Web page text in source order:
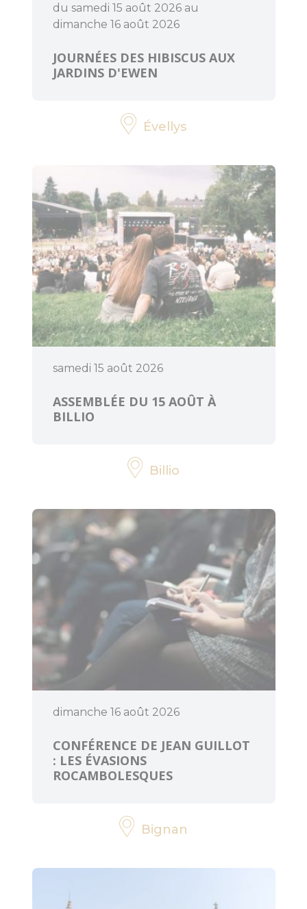
ART ET
CULTURE
d'artistes
Médiathèques
du samedi 15 août 2026 au
dimanche 16 août 2026
JOURNÉES DES HIBISCUS AUX
JARDINS D'EWEN
Évellys
samedi 15 août 2026
ASSEMBLÉE DU 15 AOÛT À
BILLIO
Billio
dimanche 16 août 2026
CONFÉRENCE DE JEAN GUILLOT
: LES ÉVASIONS
ROCAMBOLESQUES
Bignan